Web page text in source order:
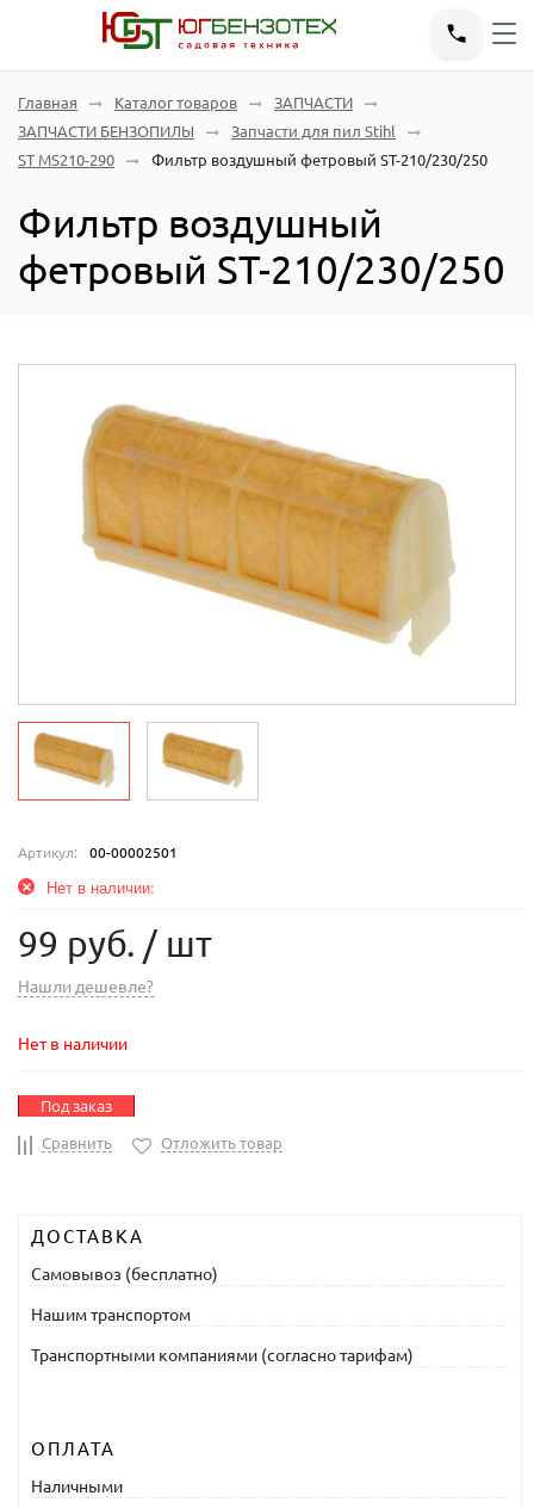
Главная Каталог товаров
ЗАПЧАСТИ
ЗАПЧАСТИ БЕНЗОПИЛЫ
Запчасти для пил Stihl
ST MS210-290
Фильтр воздушный фетровый ST-210/230/250
Фильтр воздушный
фетровый ST-210/230/250
Артикул: 00-00002501
Нет в наличии:
99 руб. / шт
Нашли дешевле?
Нет в наличии
Под заказ
Сравнить Отложить товар
ДОСТАВКА
Самовывоз (бесплатно)
Нашим транспортом
Транспортными компаниями (согласно тарифам)
ОПЛАТА
Наличными